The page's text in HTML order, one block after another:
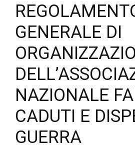
GENERALE DI
NAZIONALE
CADUTI E
GUERRA